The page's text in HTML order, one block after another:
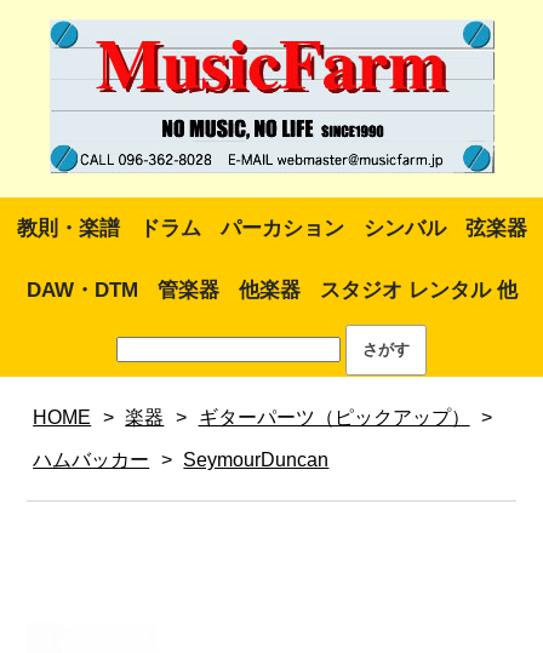
教則・楽譜 ドラム パーカション シンバル 弦楽器
DAW・DTM 管楽器 他楽器 スタジオ レンタル 他
HOME > 楽器 > ギターパーツ（ピックアップ） >
ハムバッカー > SeymourDuncan